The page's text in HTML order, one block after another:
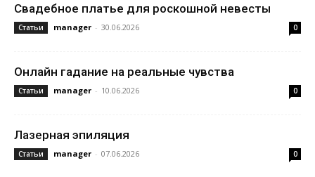
Свадебное платье для роскошной невесты
Статьи manager - 30.06.2026 0
Онлайн гадание на реальные чувства
Статьи manager - 10.06.2026 0
Лазерная эпиляция
Статьи manager - 07.06.2026 0